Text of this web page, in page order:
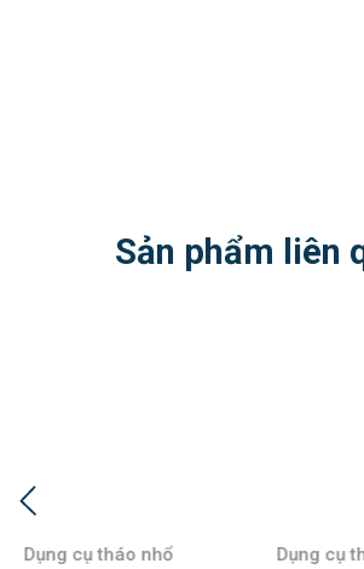
Sản phẩm liên
Dụng cụ tháo nhổ Dụng cụ